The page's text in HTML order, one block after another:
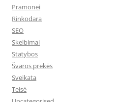
Pramonei
Rinkodara
SEO
Skelbimai
Statybos
Švaros prekės
Sveikata
Teisė